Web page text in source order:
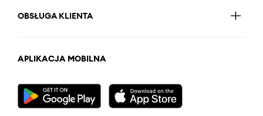
OBSŁUGA KLIENTA
APLIKACJA MOBILNA